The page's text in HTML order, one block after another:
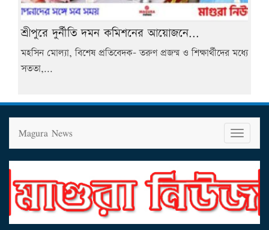
শ্রীপুরে দুর্নীতি দমন কমিশনের আয়োজনে...
মহসিন মোল্যা, বিশেষ প্রতিবেদক- তরুণ প্রজন্ম ও শিক্ষার্থীদের মধ্যে
সততা,...
T
o
g
l
n
g
a
t
o
n
Magura News